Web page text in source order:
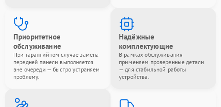
Приоритетное
обслуживание
При гарантийном случае замена
передней панели выполняется
вне очереди — быстро устраняем
проблему.
Надёжные
комплектующие
В рамках обслуживания
применяем проверенные детали
— для стабильной работы
устройства.